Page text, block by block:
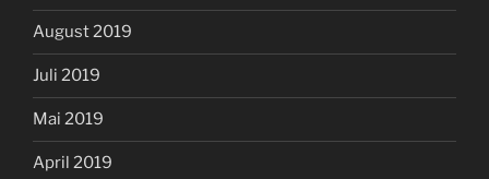
August 2019
Juli 2019
Mai 2019
April 2019